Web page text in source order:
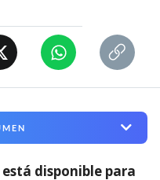
está disponible para